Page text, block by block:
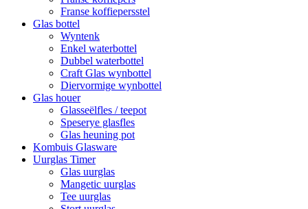
Franse koffiepersstel
Glas bottel
Wyntenk
Enkel waterbottel
Dubbel waterbottel
Craft Glas wynbottel
Diervormige wynbottel
Glas houer
Glasseëlfles / teepot
Speserye glasfles
Glas heuning pot
Kombuis Glasware
Uurglas Timer
Glas uurglas
Mangetic uurglas
Tee uurglas